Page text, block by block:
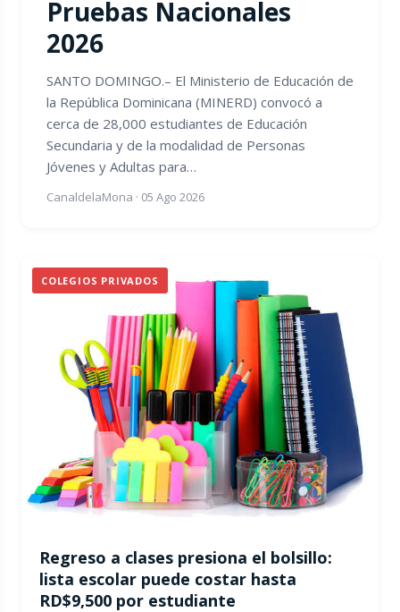
Pruebas Nacionales
2026
SANTO DOMINGO.– El Ministerio de Educación de
la República Dominicana (MINERD) convocó a
cerca de 28,000 estudiantes de Educación
Secundaria y de la modalidad de Personas
Jóvenes y Adultas para…
CanaldelaMona · 05 Ago 2026
COLEGIOS PRIVADOS
Regreso a clases presiona el bolsillo:
lista escolar puede costar hasta
RD$9,500 por estudiante